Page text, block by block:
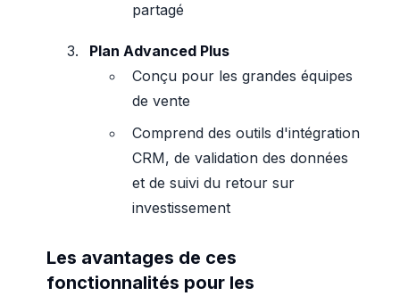
partagé
Plan Advanced Plus
Conçu pour les grandes équipes
de vente
Comprend des outils d'intégration
CRM, de validation des données
et de suivi du retour sur
investissement
Les avantages de ces
fonctionnalités pour les